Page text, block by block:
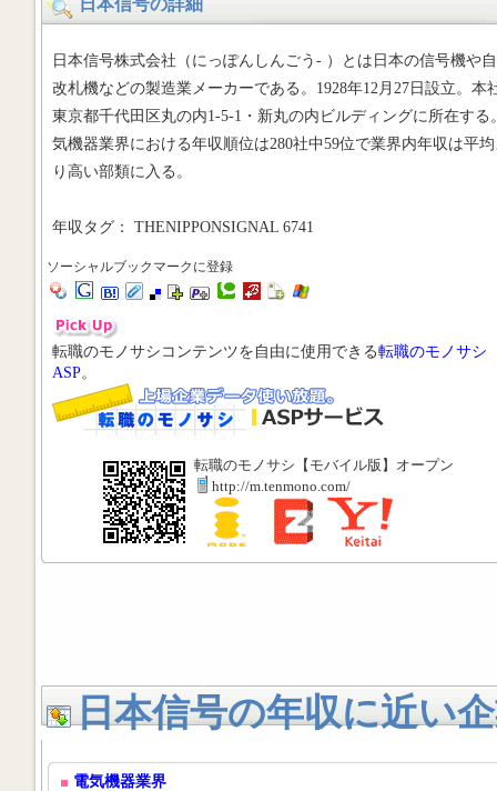
日本信号の詳細
日本信号株式会社（にっぽんしんごう- ）とは日本の信号機や
改札機などの製造業メーカーである。1928年12月27日設立。本
東京都千代田区丸の内1-5-1・新丸の内ビルディングに所在する
気機器業界における年収順位は280社中59位で業界内年収は平
り高い部類に入る。
年収タグ： THENIPPONSIGNAL 6741
ソーシャルブックマークに登録
転職のモノサシコンテンツを自由に使用できる転職のモノサシ
ASP。
転職のモノサシ【モバイル版】オープン
http://m.tenmono.com/
日本信号の年収に近い
電気機器業界